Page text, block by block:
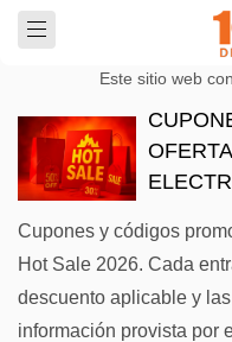
Este sitio web
Cupones y códigos
Hot Sale 2026. Cada
descuento aplicable y
información provista por